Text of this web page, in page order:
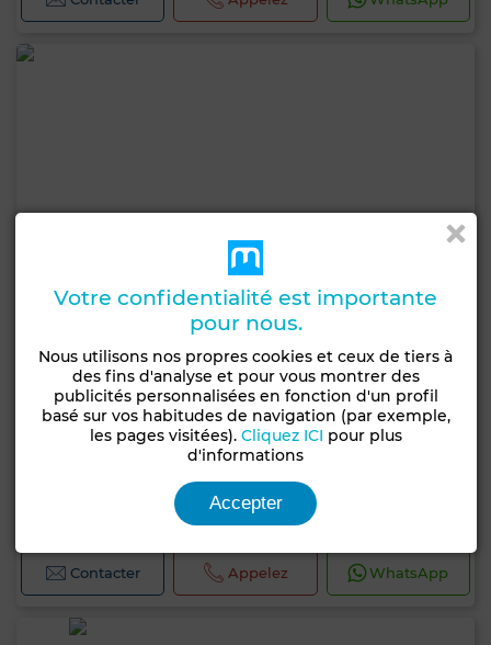
Terrain à Hermitage, Casablanca
Contacter Appelez WhatsApp
Votre confidentialité est importante
pour nous.
Nous utilisons nos propres cookies et ceux de tiers à
des fins d'analyse et pour vous montrer des
publicités personnalisées en fonction d'un profil
basé sur vos habitudes de navigation (par exemple,
les pages visitées). Cliquez ICI pour plus
d'informations
Accepter